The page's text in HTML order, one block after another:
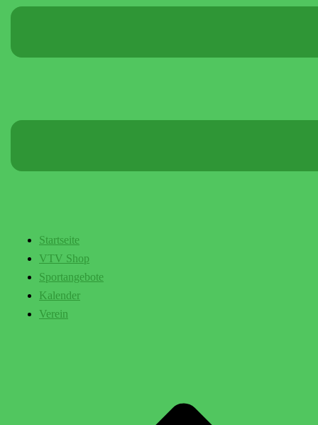
Startseite
VTV Shop
Sportangebote
Kalender
Verein